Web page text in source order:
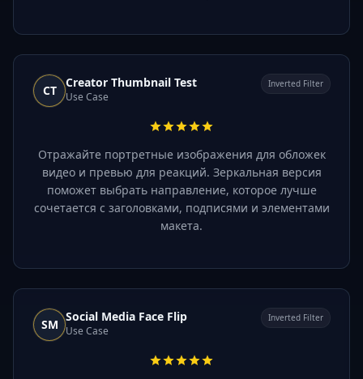
CT
Creator Thumbnail Test
Use Case
Inverted Filter
Отражайте портретные изображения для обложек
видео и превью для реакций. Зеркальная версия
поможет выбрать направление, которое лучше
сочетается с заголовками, подписями и элементами
макета.
SM
Social Media Face Flip
Use Case
Inverted Filter